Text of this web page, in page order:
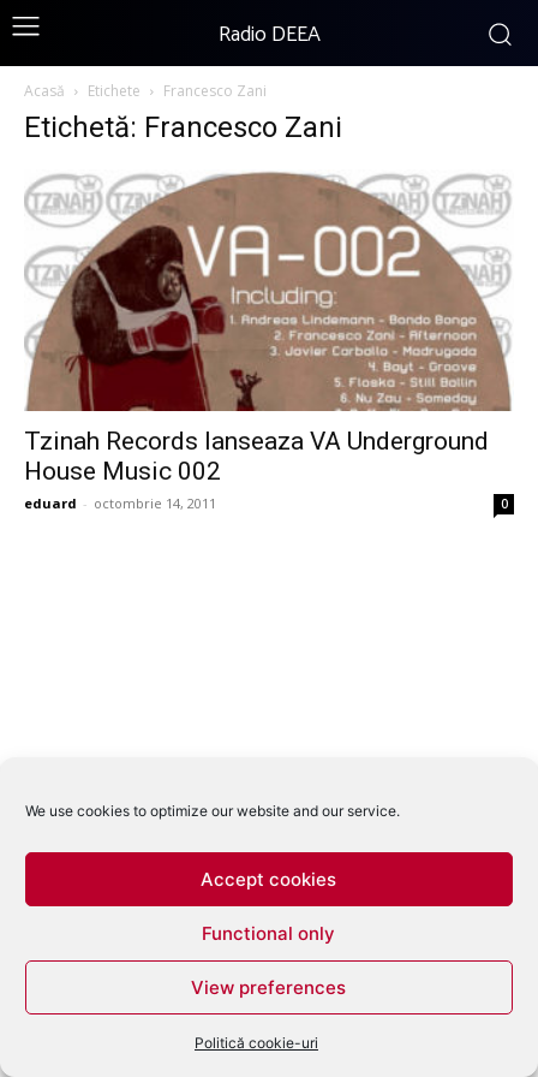
We use cookies to optimize our website and our service.
Accept cookies
Functional only
View preferences
Politică cookie-uri
Radio DEEA
Acasă Etichete Francesco Zani
Etichetă: Francesco Zani
Tzinah Records lanseaza VA Underground
House Music 002
eduard - octombrie 14, 2011 0